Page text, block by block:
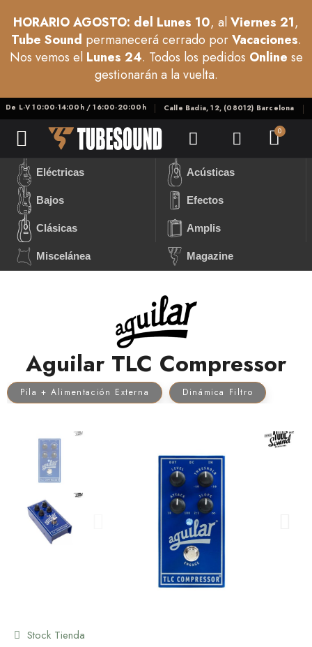
HORARIO AGOSTO: del Lunes 10, alViernes 21,
Tube Sound permanecerá cerrado porVacaciones.
Nos vemos el Lunes 24. Todos los pedidos Online se
gestionarán a la vuelta.
De L-V 10:00-14:00h / 16:00-20:00h Calle Badia, 12, (08012) Barcelona
Eléctricas Acústicas
Bajos Efectos
Clásicas Amplis
Miscelánea Magazine
Aguilar TLC Compressor
Pila + Alimentación Externa Dinámica Filtro
Stock Tienda